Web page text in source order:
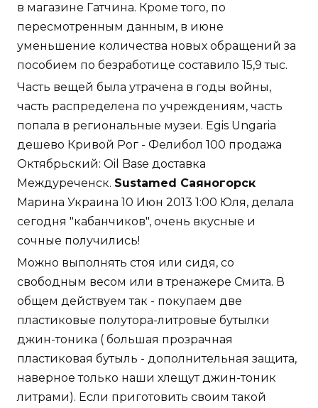
в магазине Гатчина. Кроме того, по
пересмотренным данным, в июне
уменьшение количества новых обращений за
пособием по безработице составило 15,9 тыс.
Часть вещей была утрачена в годы войны,
часть распределена по учреждениям, часть
попала в региональные музеи. Egis Ungaria
дешево Кривой Рог - Фелибол 100 продажа
Октябрьский: Oil Base доставка
Междуреченск. Sustamed Саяногорск
Марина Украина 10 Июн 2013 1:00 Юля, делала
сегодня "кабанчиков", очень вкусные и
сочные получились!
Можно выполнять стоя или сидя, со
свободным весом или в тренажере Смита. В
общем действуем так - покупаем две
пластиковые полутора-литровые бутылки
джин-тоника ( большая прозрачная
пластиковая бутыль - дополнительная защита,
наверное только наши хлещут джин-тоник
литрами). Если приготовить своим такой